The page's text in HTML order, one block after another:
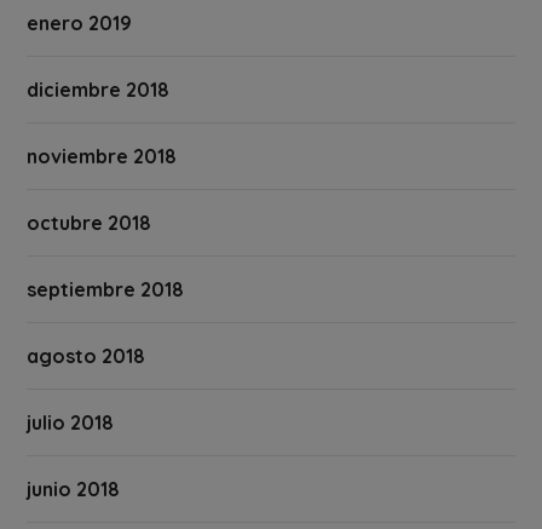
enero 2019
diciembre 2018
noviembre 2018
octubre 2018
septiembre 2018
agosto 2018
julio 2018
junio 2018